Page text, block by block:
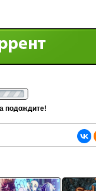
подождите!